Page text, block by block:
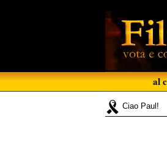
al
Ciao Paul!